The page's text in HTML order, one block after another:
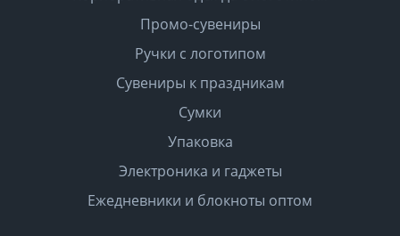
Промо-сувениры
Ручки с логотипом
Сувениры к праздникам
Сумки
Упаковка
Электроника и гаджеты
Ежедневники и блокноты оптом